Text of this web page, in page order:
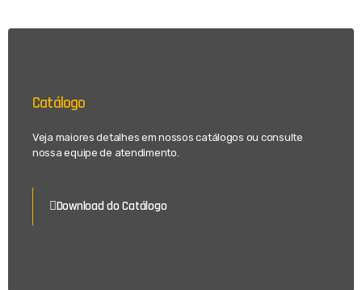
Catálogo
Veja maiores detalhes em nossos catálogos ou consulte
nossa equipe de atendimento.
Download do Catálogo